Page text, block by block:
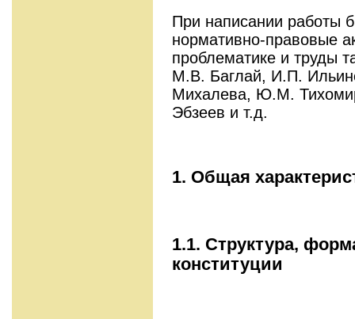
При написании работы
нормативно-правовые
проблематике и труды
М.В. Баглай, И.П.
Михалева, Ю.М.
Эбзеев и т.д.
1. Общая
1.1. Структура,
конституции